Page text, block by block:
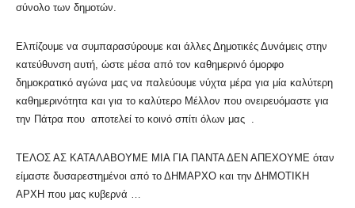
σύνολο των δημοτών.
Ελπίζουμε να συμπαρασύρουμε και άλλες Δημοτικές Δυνάμεις στην
κατεύθυνση αυτή, ώστε μέσα από τον καθημερινό όμορφο
δημοκρατικό αγώνα μας να παλεύουμε νύχτα μέρα για μία καλύτερη
καθημερινότητα και για το καλύτερο Μέλλον που ονειρευόμαστε για
την Πάτρα που αποτελεί το κοινό σπίτι όλων μας .
ΤΕΛΟΣ ΑΣ ΚΑΤΑΛΑΒΟΥΜΕ ΜΙΑ ΓΙΑ ΠΑΝΤΑ ΔΕΝ ΑΠΕΧΟΥΜΕ όταν
είμαστε δυσαρεστημένοι από το ΔΗΜΑΡΧΟ και την ΔΗΜΟΤΙΚΗ
ΑΡΧΗ που μας κυβερνά …